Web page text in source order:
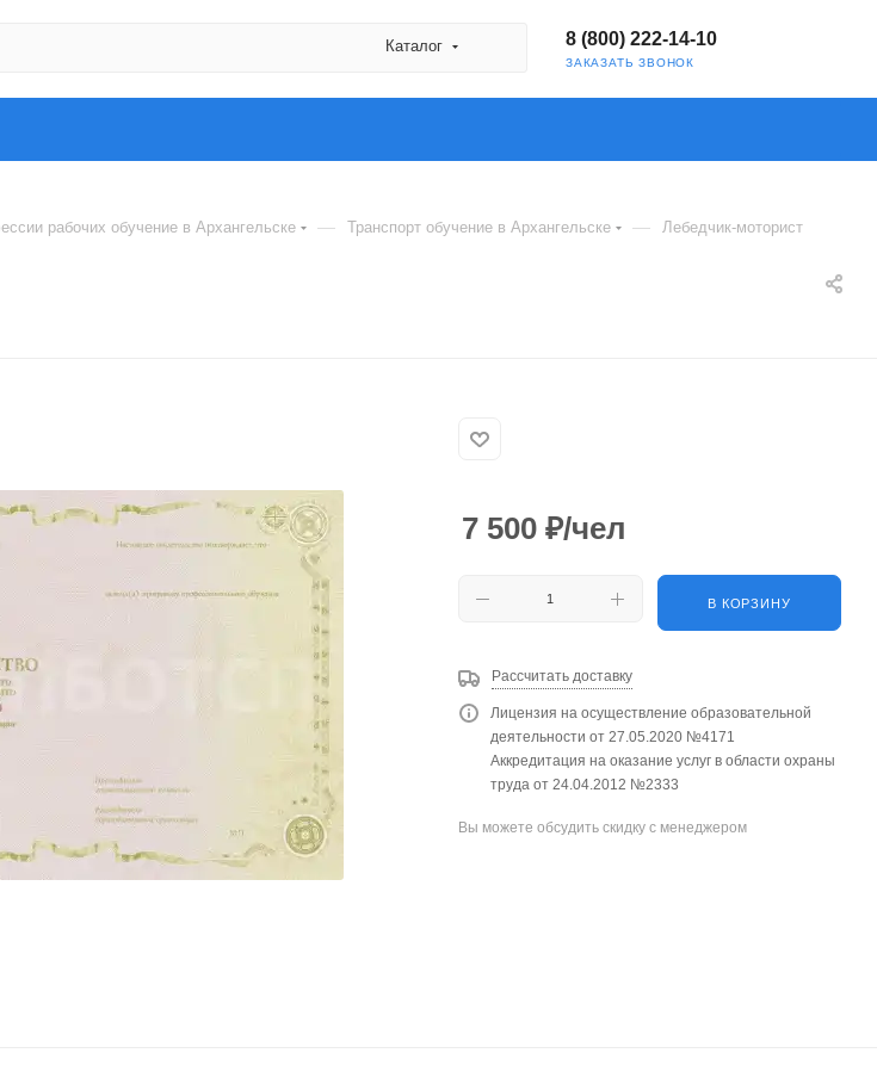
Каталог 8 (800) 222-14-10
ЗАКАЗАТЬ ЗВОНОК
рабочих обучение в Архангельске — Транспорт обучение в Архангельске — Лебедчик-моторист
7 500 ₽/чел
В КОРЗИНУ
Рассчитать доставку
Лицензия на осуществление образовательной
деятельности от 27.05.2020 №4171
Аккредитация на оказание услуг в области охраны
труда от 24.04.2012 №2333
Вы можете обсудить скидку с менеджером